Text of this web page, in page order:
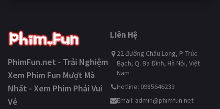
PhimFun.net - Trải Nghiệm
Xem Phim Fun Mượt Mà
Nhất - Xem Phim Phải Vui
Vẻ
Liên Hệ
22 đường Châu Long, P. Trúc
Bạch, Q. Ba Đình, Hà Nội, Việt
Nam
Hotline: 0985646233
Email: admin@phimfun.net